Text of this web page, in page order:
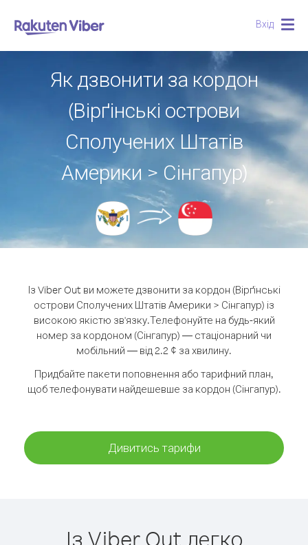
Вхід
Як дзвонити за кордон
(Вірґінські острови
Сполучених Штатів
Америки > Сінгапур)
Із Viber Out ви можете дзвонити за кордон (Вірґінські
острови Сполучених Штатів Америки > Сінгапур) із
високою якістю зв'язку.Телефонуйте на будь-який
номер за кордоном (Сінгапур) — стаціонарний чи
мобільний — від 2.2 ¢ за хвилину.
Придбайте пакети поповнення або тарифний план,
щоб телефонувати найдешевше за кордон (Сінгапур).
Дивитись тарифи
Із Viber Out легко